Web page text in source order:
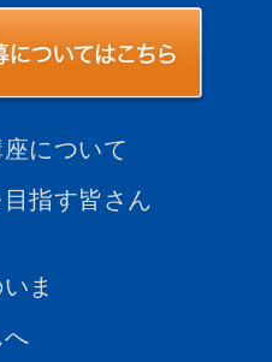
について
指す皆さん
ま